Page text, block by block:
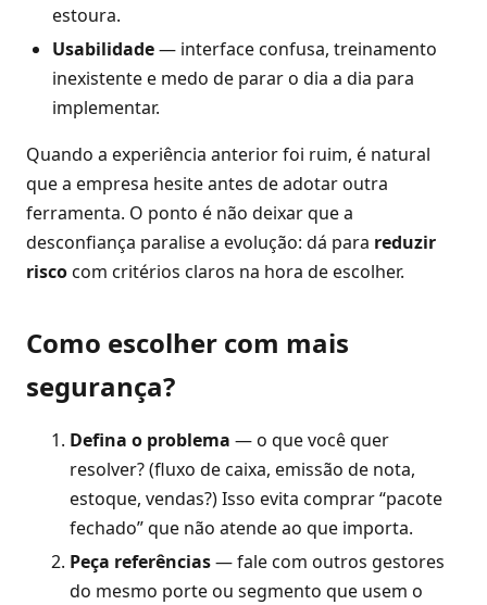
estoura.
Usabilidade— interface confusa, treinamento
inexistente e medo de parar o dia a dia para
implementar.
Quando a experiência anterior foi ruim, é natural
que a empresa hesite antes de adotar outra
ferramenta. O ponto é não deixar que a
desconfiança paralise a evolução: dá para reduzir
riscocom critérios claros na hora de escolher.
Como escolher com mais
segurança?
Defina o problema — o que você quer
resolver? (fluxo de caixa, emissão de nota,
estoque, vendas?) Isso evita comprar “pacote
fechado” que não atende ao que importa.
Peça referências— fale com outros gestores
do mesmo porte ou segmento que usem o